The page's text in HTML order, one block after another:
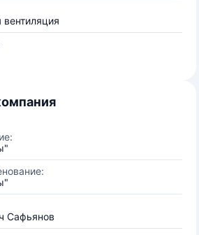
Сафьянов